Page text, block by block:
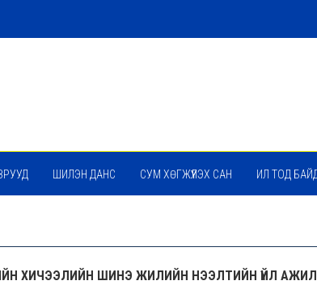
ШИЛЭН ДАНС СУМ ХӨГЖҮҮЛЭХ САН ИЛ ТОД
ХИЧЭЭЛИЙН ШИНЭ ЖИЛИЙН НЭЭЛТИЙН ҮЙЛ